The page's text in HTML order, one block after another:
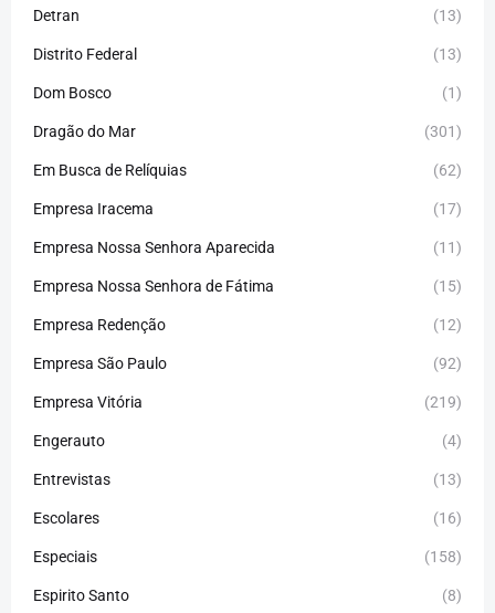
Detran (13)
Distrito Federal (13)
Dom Bosco (1)
Dragão do Mar (301)
Em Busca de Relíquias (62)
Empresa Iracema (17)
Empresa Nossa Senhora Aparecida (11)
Empresa Nossa Senhora de Fátima (15)
Empresa Redenção (12)
Empresa São Paulo (92)
Empresa Vitória (219)
Engerauto (4)
Entrevistas (13)
Escolares (16)
Especiais (158)
Espirito Santo (8)